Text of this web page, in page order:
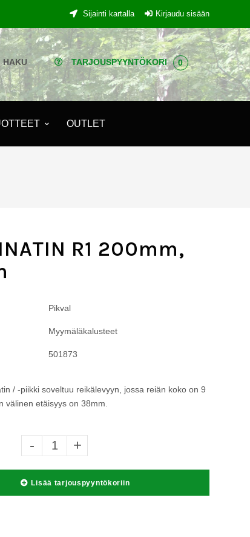
Sijainti kartalla Kirjaudu sisään
HAKU TARJOUSPYYNTÖKORI 0
OUTLET
R1 200mm,
Pikval
Myymäläkalusteet
501873
/ -piikki soveltuu reikälevyyn, jossa reiän koko on 9
välinen etäisyys on 38mm.
- +
Lisää tarjouspyyntökoriin